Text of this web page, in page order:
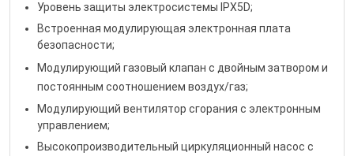
Уровень защиты электросистемы IPХ5D;
Встроенная модулирующая электронная плата
безопасности;
Модулирующий газовый клапан с двойным затвором и
постоянным соотношением воздух/газ;
Модулирующий вентилятор сгорания с электронным
управлением;
Высокопроизводительный циркуляционный насос с